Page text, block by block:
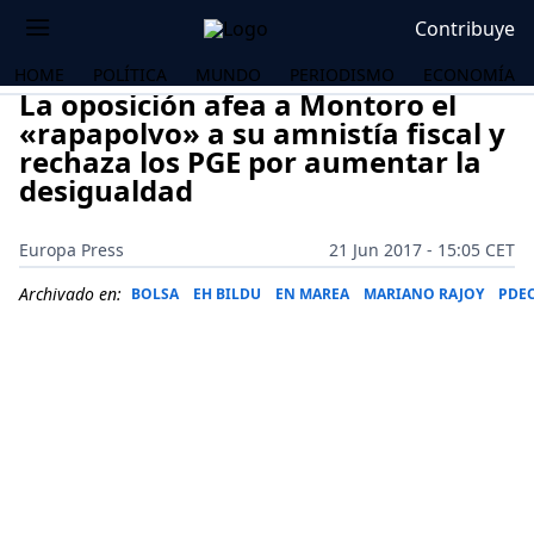
Contribuye
HOME POLÍTICA MUNDO PERIODISMO ECONOMÍA
La oposición afea a Montoro el
«rapapolvo» a su amnistía fiscal y
rechaza los PGE por aumentar la
desigualdad
Europa Press
21 Jun 2017 - 15:05 CET
Archivado en: BOLSA EH BILDU EN MAREA MARIANO RAJOY